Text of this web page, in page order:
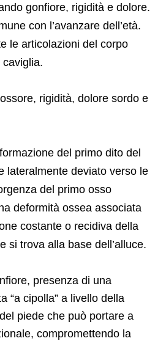
gonfiore, rigidità e dolore.
con l’avanzare dell’età.
le articolazioni del corpo
rigidità, dolore sordo e
del primo dito del
lateralmente deviato verso le
del primo osso
deformità ossea associata
costante o recidiva della
si trova alla base dell’alluce.
presenza di una
“a cipolla” a livello della
piede che può portare a
compromettendo la